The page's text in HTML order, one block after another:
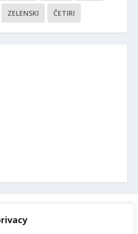
ZELENSKI ČETIRI